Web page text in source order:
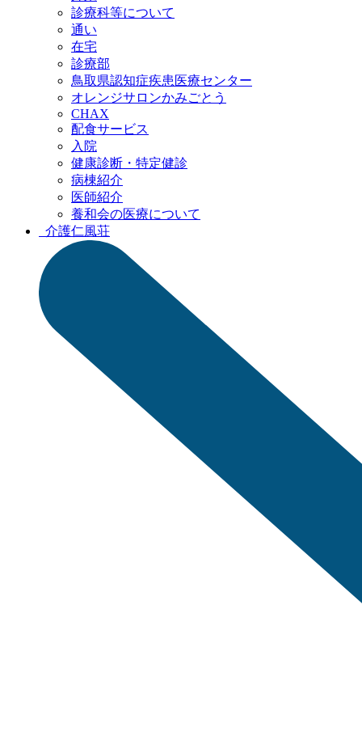
診療科等について
通い
在宅
診療部
鳥取県認知症疾患 医療センター
オレンジサロンかみごとう
CHAX
配食サービス
入院
健康診断・特定健診
病棟紹介
医師紹介
養和会の医療について
介護仁風荘